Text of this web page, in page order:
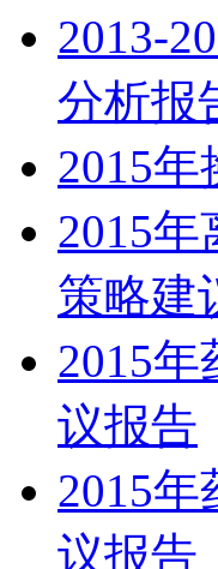
2013-
分析报
2015
2015
策略建
2015
议报告
2015
议报告